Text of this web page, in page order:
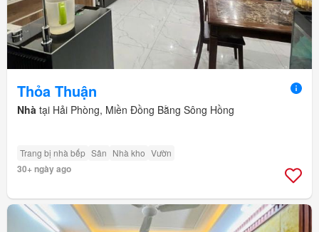
Thỏa Thuận
Nhà tại Hải Phòng, Miền Đồng Bằng Sông Hồng
Trang bị nhà bếp Sân Nhà kho Vườn
30+ ngày ago